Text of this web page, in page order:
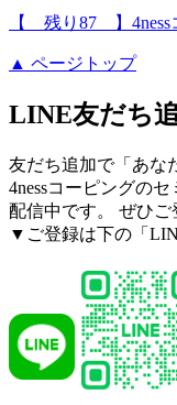
【 残り87 】4ness
▲ ページトップ
LINE友だち
友だち追加で「あな
4nessコーピングの
配信中です。 ぜひご
▼ご登録は下の「